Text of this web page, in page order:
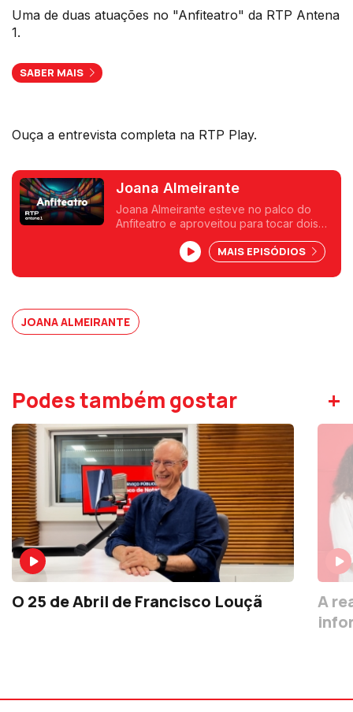
Uma de duas atuações no "Anfiteatro" da RTP Antena
1.
SABER MAIS
Ouça a entrevista completa na RTP Play.
Joana Almeirante
Joana Almeirante esteve no palco do
Anfiteatro e aproveitou para tocar dois
pouco do que podemos esperar do seu
novo álbum de originais, com lançamento
previsto para outubro.
MAIS EPISÓDIOS
JOANA ALMEIRANTE
Podes também gostar +
O 25 de Abril de Francisco Louçã
A